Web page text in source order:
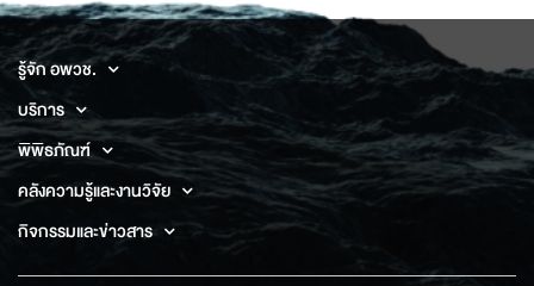
รู้จัก อพวช.
บริการ
พิพิธภัณฑ์
คลังความรู้และงานวิจัย
กิจกรรมและข่าวสาร